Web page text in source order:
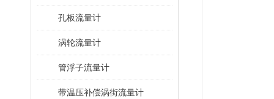
孔板流量计
涡轮流量计
管浮子流量计
带温压补偿涡街流量计